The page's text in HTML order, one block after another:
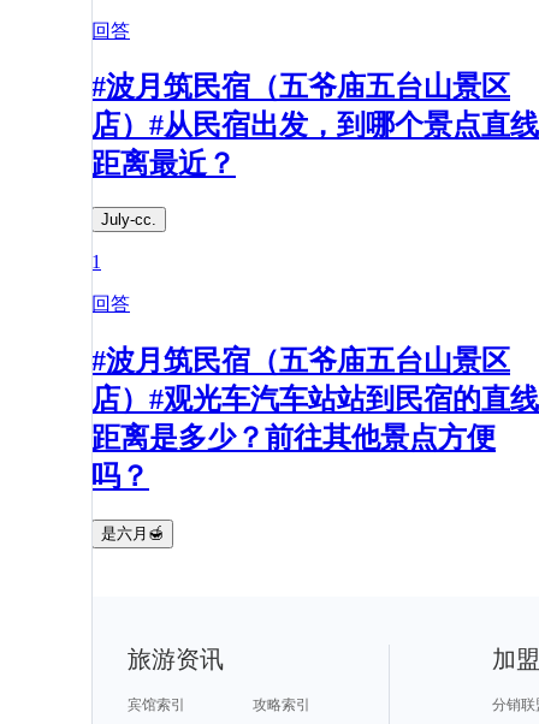
回答
#波月筑民宿（五爷庙五台山景区
店）#从民宿出发，到哪个景点直线
距离最近？​
July-cc.
1
回答
#波月筑民宿（五爷庙五台山景区
店）#观光车汽车站站到民宿的直线
距离是多少？前往其他景点方便
吗？
是六月🍯
旅游资讯
宾馆索引
攻略索引
加
分销联